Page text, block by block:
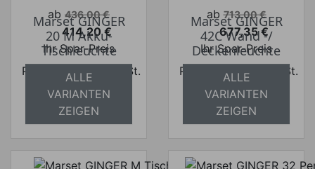
Verkaufspreis
ab 436,00 €
Preis
414,20 €
Ihr Spar-Preis
Preise inkl. ges. MwSt.
absolut
versandkostenfrei
Marset GINGER
20 M Akku-
Tischleuchte
ALLE
VARIANTEN
ZEIGEN
Verkaufspreis
ab 713,00 €
Preis
677,35 €
Ihr Spar-Preis
Preise inkl. ges. MwSt.
absolut
versandkostenfrei
Marset GINGER
42C Wand -/
Deckenleuchte
ALLE
VARIANTEN
ZEIGEN